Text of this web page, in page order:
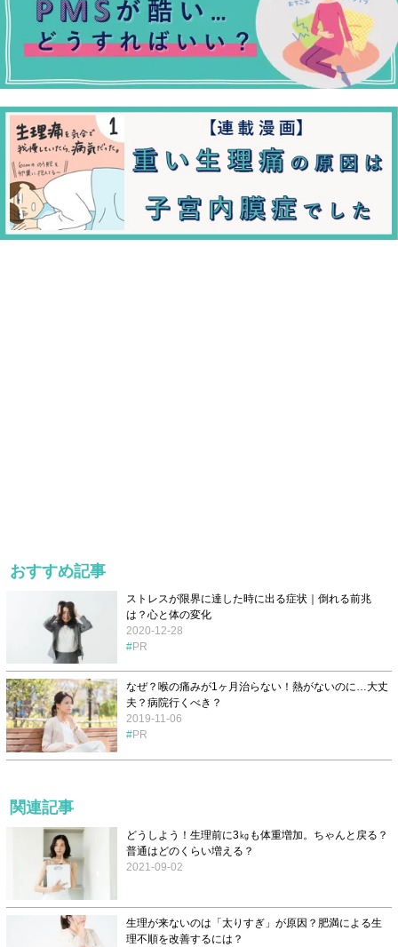
おすすめ記事
ストレスが限界に達した時に出る症状｜倒れる前兆
は？心と体の変化
2020-12-28
PR
なぜ？喉の痛みが1ヶ月治らない！熱がないのに…大丈
夫？病院行くべき？
2019-11-06
PR
関連記事
どうしよう！生理前に3㎏も体重増加。ちゃんと戻る？
普通はどのくらい増える？
2021-09-02
生理が来ないのは「太りすぎ」が原因？肥満による生
理不順を改善するには？